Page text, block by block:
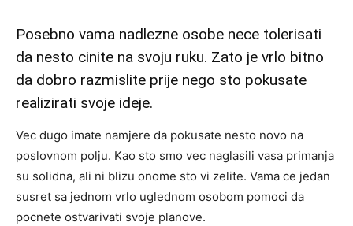
Posebno vama nadlezne osobe nece tolerisati
da nesto cinite na svoju ruku. Zato je vrlo bitno
da dobro razmislite prije nego sto pokusate
realizirati svoje ideje.
Vec dugo imate namjere da pokusate nesto novo na
poslovnom polju. Kao sto smo vec naglasili vasa primanja
su solidna, ali ni blizu onome sto vi zelite. Vama ce jedan
susret sa jednom vrlo uglednom osobom pomoci da
pocnete ostvarivati svoje planove.